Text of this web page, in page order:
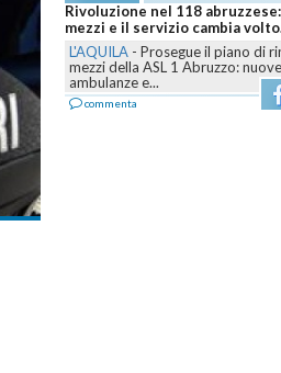
Rivoluzione nel 118
mezzi e il servizio cambia
L'AQUILA - Prosegue il piano di
mezzi della ASL 1 Abruzzo:
ambulanze e...
commenta